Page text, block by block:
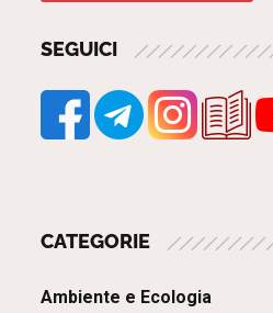
SEGUICI
CATEGORIE
Ambiente e Ecologia